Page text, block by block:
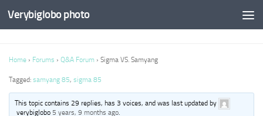
Verybiglobo photo
Home › Forums › Q&A Forum › Sigma VS. Samyang
Tagged: samyang 85, sigma 85
This topic contains 29 replies, has 3 voices, and was last updated by
verybiglobo 5 years, 9 months ago.